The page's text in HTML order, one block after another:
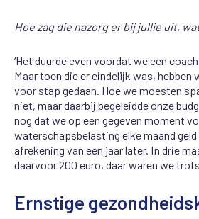
Hoe zag die nazorg er bij jullie uit,
‘Het duurde even voordat we een
Maar toen die er eindelijk was, hebben
voor stap gedaan. Hoe we moesten
niet, maar daarbij begeleidde onze
nog dat we op een gegeven moment
waterschapsbelasting elke maand
afrekening van een jaar later. In drie
daarvoor 200 euro, daar waren we
Ernstige